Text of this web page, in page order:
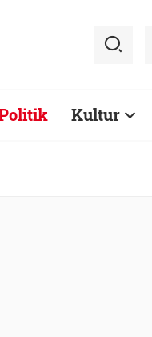
Kultur